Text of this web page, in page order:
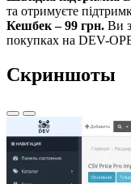
та отримуєте
Кешбек – 99 грн. Ви
покупках на DEV-
Скриншоты